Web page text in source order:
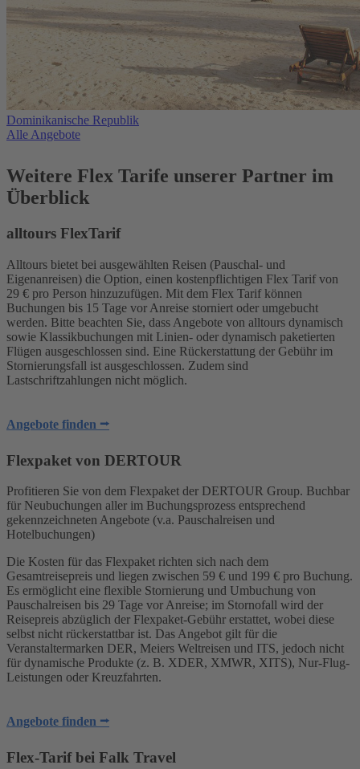
Dominikanische Republik
Alle Angebote
Weitere Flex Tarife unserer Partner im
Überblick
alltours FlexTarif
Alltours bietet bei ausgewählten Reisen (Pauschal- und
Eigenanreisen) die Option, einen kostenpflichtigen Flex Tarif von
29 € pro Person hinzuzufügen. Mit dem Flex Tarif können
Buchungen bis 15 Tage vor Anreise storniert oder umgebucht
werden. Bitte beachten Sie, dass Angebote von alltours dynamisch
sowie Klassikbuchungen mit Linien- oder dynamisch paketierten
Flügen ausgeschlossen sind. Eine Rückerstattung der Gebühr im
Stornierungsfall ist ausgeschlossen. Zudem sind
Lastschriftzahlungen nicht möglich.
Angebote finden ⭢
Flexpaket von DERTOUR
Profitieren Sie von dem Flexpaket der DERTOUR Group. Buchbar
für Neubuchungen aller im Buchungsprozess entsprechend
gekennzeichneten Angebote (v.a. Pauschalreisen und
Hotelbuchungen)
Die Kosten für das Flexpaket richten sich nach dem
Gesamtreisepreis und liegen zwischen 59 € und 199 € pro Buchung.
Es ermöglicht eine flexible Stornierung und Umbuchung von
Pauschalreisen bis 29 Tage vor Anreise; im Stornofall wird der
Reisepreis abzüglich der Flexpaket-Gebühr erstattet, wobei diese
selbst nicht rückerstattbar ist. Das Angebot gilt für die
Veranstaltermarken DER, Meiers Weltreisen und ITS, jedoch nicht
für dynamische Produkte (z. B. XDER, XMWR, XITS), Nur-Flug-
Leistungen oder Kreuzfahrten.
Angebote finden ⭢
Flex-Tarif bei Falk Travel